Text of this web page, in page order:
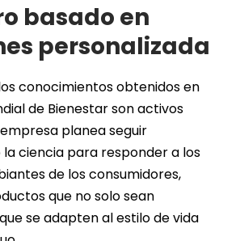
basado en
personalizada
conocimientos obtenidos en
de Bienestar son activos
planea seguir
ciencia para responder a los
de los consumidores,
que no solo sean
se adapten al estilo de vida